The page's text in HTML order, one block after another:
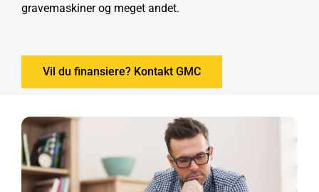
gravemaskiner og meget andet.
Vil du finansiere? Kontakt GMC